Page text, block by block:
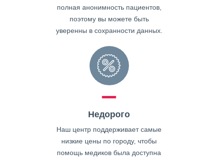
полная анонимность пациентов,
поэтому вы можете быть
уверенны в сохранности данных.
Недорого
Наш центр поддерживает самые
низкие цены по городу, чтобы
помощь медиков была доступна